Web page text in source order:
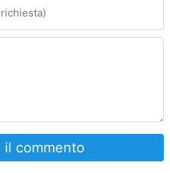
il commento